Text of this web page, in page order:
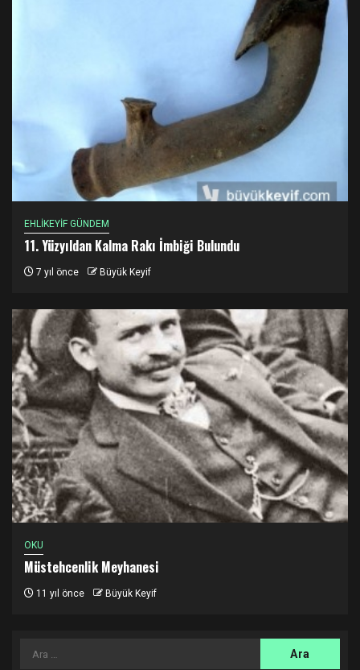
EHLİKEYİF GÜNDEM
11. Yüzyıldan Kalma Rakı İmbiği Bulundu
7 yıl önce Büyük Keyif
OKU
Müstehcenlik Meyhanesi
11 yıl önce Büyük Keyif
Arama: